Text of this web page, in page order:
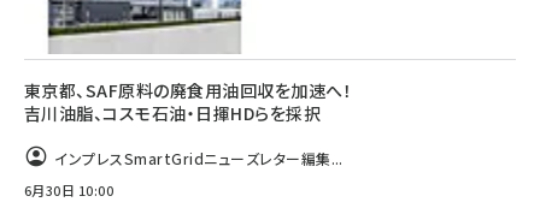
東京都、SAF原料の廃食用油回収を加速へ！
吉川油脂、コスモ石油・日揮HDらを採択
インプレスSmartGridニューズレター編集...
6月30日 10:00